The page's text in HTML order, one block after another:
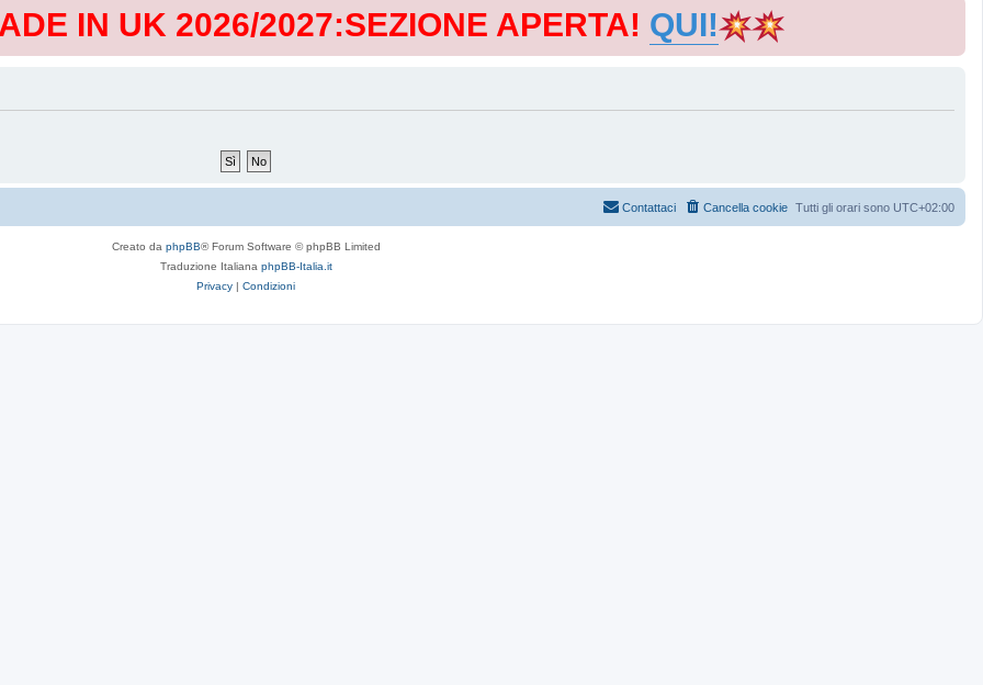
IN UK 2026/2027:SEZIONE APERTA! QUI!
Tutti gli orari sono UTC+02:00
Cancella cookie
Contattaci
Creato da phpBB® Forum Software © phpBB Limited
Traduzione Italiana phpBB-Italia.it
Privacy | Condizioni